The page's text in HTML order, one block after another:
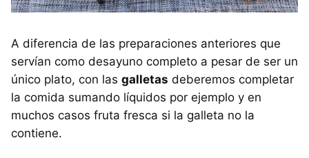
A diferencia de las preparaciones anteriores que
servían como desayuno completo a pesar de ser un
único plato, con las galletas deberemos completar
la comida sumando líquidos por ejemplo y en
muchos casos fruta fresca si la galleta no la
contiene.